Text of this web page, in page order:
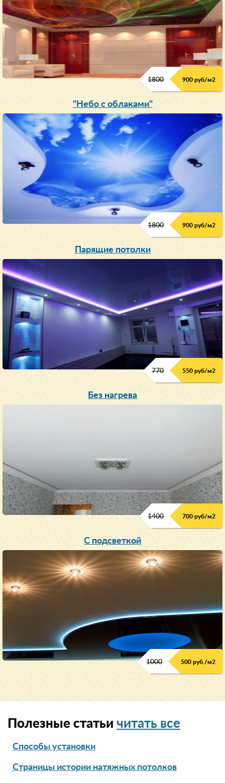
1800 900 руб/м2
"Небо с облаками"
1800 900 руб/м2
Парящие потолки
770 550 руб/м2
Без нагрева
1400 700 руб/м2
С подсветкой
1000 500 руб./м2
Полезные статьи читать все
Способы установки
Страницы истории натяжных потолков